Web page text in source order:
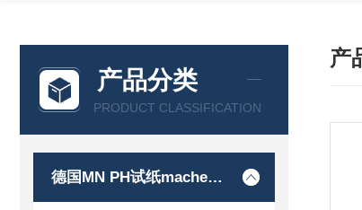
产品分类
PRODUCT CLASSIFICATION
德国MN PH试纸macherey-nagel
产